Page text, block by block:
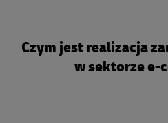
Czym jest realizacja
w sektorze e-